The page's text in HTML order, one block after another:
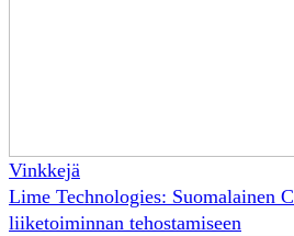
Vinkkejä
Lime Technologies: Suomalainen
liiketoiminnan tehostamiseen